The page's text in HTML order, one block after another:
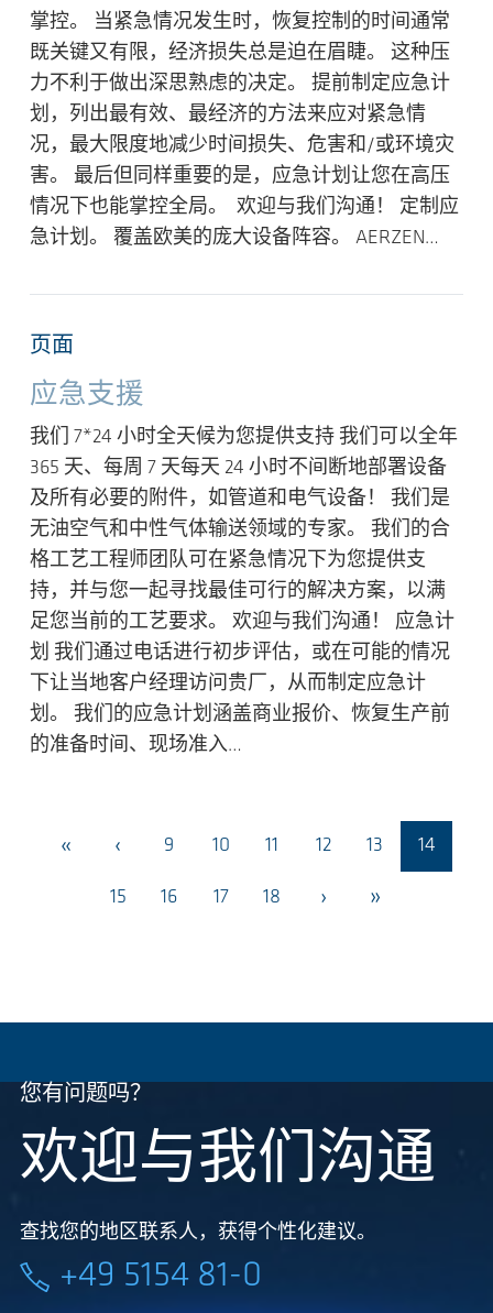
掌控。 当紧急情况发生时，恢复控制的时间通常
既关键又有限，经济损失总是迫在眉睫。 这种压
力不利于做出深思熟虑的决定。 提前制定应急计
划，列出最有效、最经济的方法来应对紧急情
况，最大限度地减少时间损失、危害和/或环境灾
害。 最后但同样重要的是，应急计划让您在高压
情况下也能掌控全局。 欢迎与我们沟通！ 定制应
急计划。 覆盖欧美的庞大设备阵容。 AERZEN…
页面
应急支援
我们 7*24 小时全天候为您提供支持 我们可以全年
365 天、每周 7 天每天 24 小时不间断地部署设备
及所有必要的附件，如管道和电气设备！ 我们是
无油空气和中性气体输送领域的专家。 我们的合
格工艺工程师团队可在紧急情况下为您提供支
持，并与您一起寻找最佳可行的解决方案，以满
足您当前的工艺要求。 欢迎与我们沟通！ 应急计
划 我们通过电话进行初步评估，或在可能的情况
下让当地客户经理访问贵厂，从而制定应急计
划。 我们的应急计划涵盖商业报价、恢复生产前
的准备时间、现场准入…
« ‹ 9 10 11 12 13 14
15 16 17 18 › »
您有问题吗？
欢迎与我们沟通
查找您的地区联系人，获得个性化建议。
+49 5154 81-0